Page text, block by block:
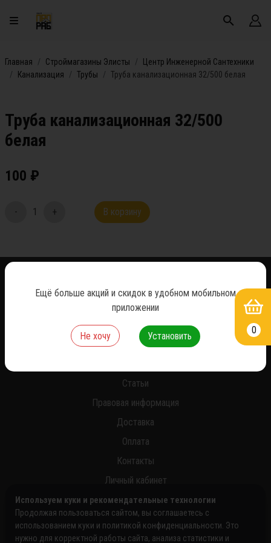
Главная Строймагазины Элисты
Центр Инженерной Сантехники
Канализация
Трубы Труба канализационная 32/500 белая
Труба канализационная 32/500
белая
100 ₽
- 1 + В корзину
*
О нас
Статьи
Правовая информация
Доставка
Оплата
Контакты
Личный кабинет
0
Используем куки и рекомендательные технологии
Продолжая пользоваться сайтом, вы соглашаетесь с
использованием куки и политикой конфиденциальности. Это
нужно для корректной работы сайта, анализа статистики и
Ещё больше акций и скидок в удобном мобильном
приложении
Не хочу Установить